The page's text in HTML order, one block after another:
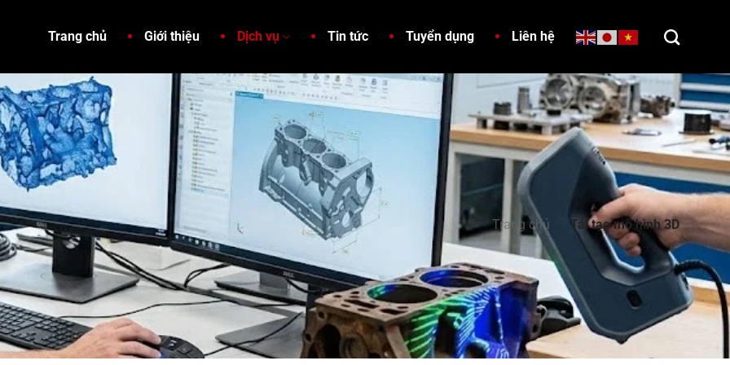
Trang chủ Giới thiệu Dịch vụ Tin tức Tuyển dụng Liên hệ
Trang chủ Tái tạo mô hình 3D